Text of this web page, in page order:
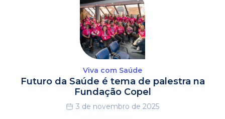
Viva com Saúde
Futuro da Saúde é tema de palestra na
Fundação Copel
3 de novembro de 2025